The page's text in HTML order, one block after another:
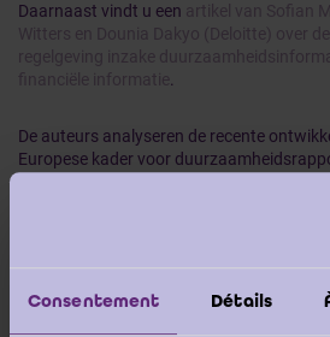
Consentement Détails
Daarnaast vindt u een artikel van Sofian
Witters en Dounia Dakyo (Deloitte) over
regelgeving inzake
financiële informatie
De auteurs analyseren de recente
Europese kader voor